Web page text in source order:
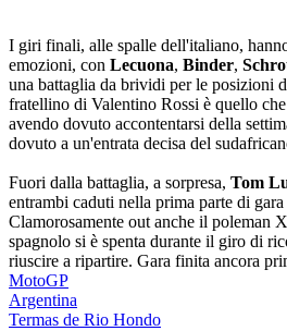
I giri finali, alle spalle dell'italiano,
emozioni, con Lecuona, Binder,
una battaglia da brividi per le posizioni
fratellino di Valentino Rossi è quello
avendo dovuto accontentarsi della
dovuto a un'entrata decisa del
Fuori dalla battaglia, a sorpresa, Tom
entrambi caduti nella prima parte di
Clamorosamente out anche il poleman
spagnolo si è spenta durante il giro di
riuscire a ripartire. Gara finita ancora
MotoGP
Argentina
Termas de Rio Hondo